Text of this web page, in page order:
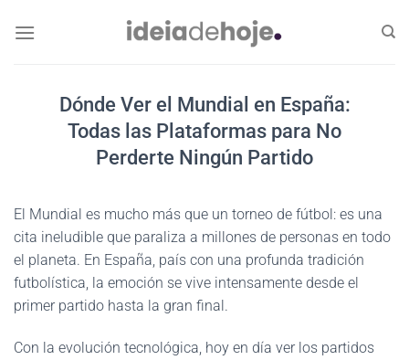
Dónde Ver el Mundial en España:
Todas las Plataformas para No
Perderte Ningún Partido
El Mundial es mucho más que un torneo de fútbol: es una
cita ineludible que paraliza a millones de personas en todo
el planeta. En España, país con una profunda tradición
futbolística, la emoción se vive intensamente desde el
primer partido hasta la gran final.
Con la evolución tecnológica, hoy en día ver los partidos